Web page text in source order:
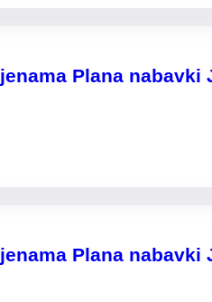
Plana nabavki
Plana nabavki